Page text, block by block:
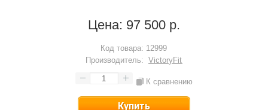
Цена: 97 500 р.
Код товара: 12999
Производитель:
VictoryFit
К сравнению